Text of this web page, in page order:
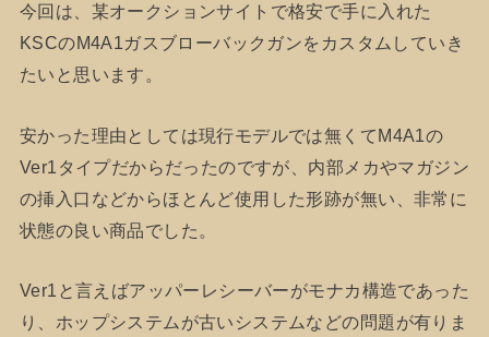
今回は、某オークションサイトで格安で手に入れた
KSCのM4A1ガスブローバックガンをカスタムしていき
たいと思います。
安かった理由としては現行モデルでは無くてM4A1の
Ver1タイプだからだったのですが、内部メカやマガジン
の挿入口などからほとんど使用した形跡が無い、非常に
状態の良い商品でした。
Ver1と言えばアッパーレシーバーがモナカ構造であった
り、ホップシステムが古いシステムなどの問題が有りま